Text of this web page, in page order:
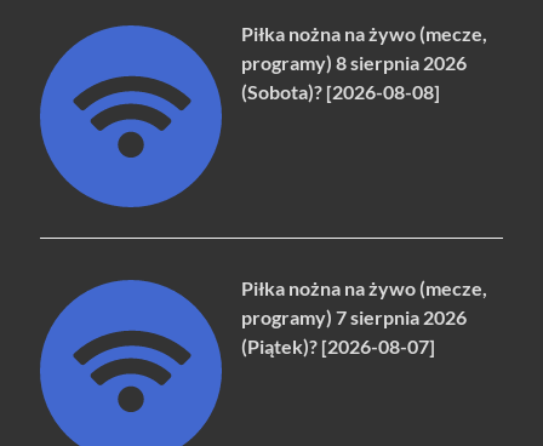
Piłka nożna na żywo (mecze,
programy) 8 sierpnia 2026
(Sobota)? [2026-08-08]
Piłka nożna na żywo (mecze,
programy) 7 sierpnia 2026
(Piątek)? [2026-08-07]